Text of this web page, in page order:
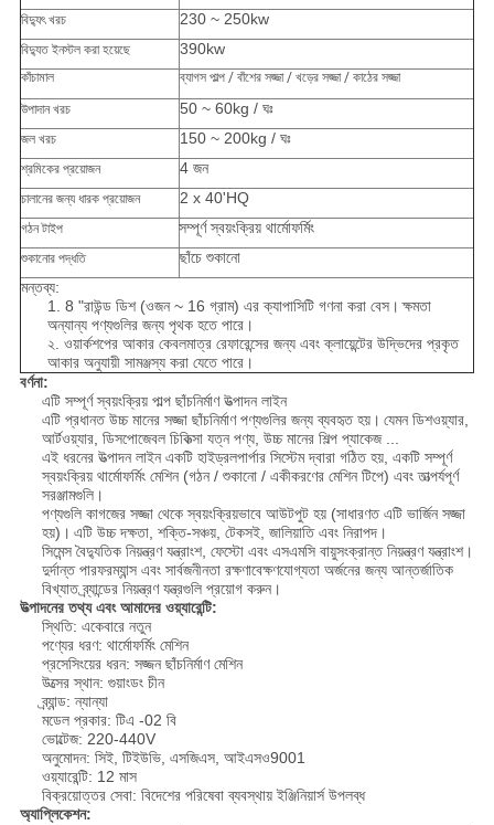
বিদ্যুৎ খরচ 230 ~ 250kw
বিদ্যুত ইনস্টল করা হয়েছে 390kw
কাঁচামাল ব্যাগস পাল্প / বাঁশের সজ্জা / খড়ের সজ্জা / কাঠের সজ্জা
উপাদান খরচ 50 ~ 60kg / ঘঃ
জল খরচ 150 ~ 200kg / ঘঃ
শ্রমিকের প্রয়োজন 4 জন
চালানের জন্য ধারক প্রয়োজন 2 x 40'HQ
গঠন টাইপ সম্পূর্ণ স্বয়ংক্রিয় থার্মোফর্মিং
শুকানোর পদ্ধতি
ছাঁচে শুকানো
মন্তব্য:
1. 8 "রাউন্ড ডিশ (ওজন ~ 16 গ্রাম) এর ক্যাপাসিটি গণনা করা বেস। ক্ষমতা
অন্যান্য পণ্যগুলির জন্য পৃথক হতে পারে।
২. ওয়ার্কশপের আকার কেবলমাত্র রেফারেন্সের জন্য এবং ক্লায়েন্টের উদ্ভিদের প্রকৃত
আকার অনুযায়ী সামঞ্জস্য করা যেতে পারে।
বর্ণনা:
এটি সম্পূর্ণ স্বয়ংক্রিয় পাল্প ছাঁচনির্মাণ উত্পাদন লাইন
এটি প্রধানত উচ্চ মানের সজ্জা ছাঁচনির্মাণ পণ্যগুলির জন্য ব্যবহৃত হয়। যেমন ডিশওয়্যার,
আর্টওয়্যার, ডিসপোজেবল চিকিত্সা যত্ন পণ্য, উচ্চ মানের শিল্প প্যাকেজ ...
এই ধরনের উত্পাদন লাইন একটি হাইড্রলপার্পার সিস্টেম দ্বারা গঠিত হয়, একটি সম্পূর্ণ
স্বয়ংক্রিয় থার্মোফর্মিং মেশিন (গঠন / শুকানো / একীকরণের মেশিন টিপে) এবং তাত্পর্যপূর্ণ
সরঞ্জামগুলি।
পণ্যগুলি কাগজের সজ্জা থেকে স্বয়ংক্রিয়ভাবে আউটপুট হয় (সাধারণত এটি ভার্জিন সজ্জা
হয়)। এটি উচ্চ দক্ষতা, শক্তি-সঞ্চয়, টেকসই, জালিয়াতি এবং নিরাপদ।
সিমেন্স বৈদ্যুতিক নিয়ন্ত্রণ যন্ত্রাংশ, ফেস্টো এবং এসএমসি বায়ুসংক্রান্ত নিয়ন্ত্রণ যন্ত্রাংশ।
দুর্দান্ত পারফরম্যান্স এবং সার্বজনীনতা রক্ষণাবেক্ষণযোগ্যতা অর্জনের জন্য আন্তর্জাতিক
বিখ্যাত ব্র্যান্ডের নিয়ন্ত্রণ যন্ত্রগুলি প্রয়োগ করুন।
উত্পাদনের তথ্য এবং আমাদের ওয়্যারেন্টি:
স্থিতি: একেবারে নতুন
পণ্যের ধরণ: থার্মোফর্মিং মেশিন
প্রসেসিংয়ের ধরন: সজ্জন ছাঁচনির্মাণ মেশিন
উত্সের স্থান: গুয়াংডং চীন
ব্র্যান্ড: ন্যান্যা
মডেল প্রকার: টিএ -02 বি
ভোল্টেজ: 220-440V
অনুমোদন: সিই, টিইউভি, এসজিএস, আইএসও9001
ওয়্যারেন্টি: 12 মাস
বিক্রয়োত্তর সেবা: বিদেশের পরিষেবা ব্যবস্থায় ইঞ্জিনিয়ার্স উপলব্ধ
অ্যাপ্লিকেশন: